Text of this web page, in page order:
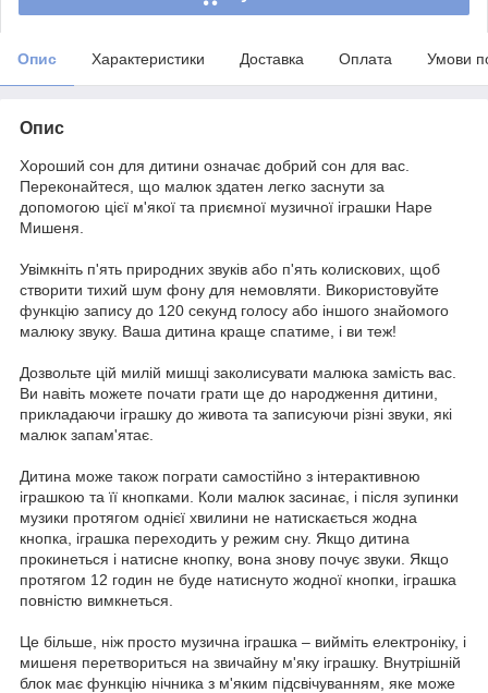
Опис Характеристики Доставка Оплата Умови
Опис
Хороший сон для дитини означає добрий сон для вас.
Переконайтеся, що малюк здатен легко заснути за
допомогою цієї м'якої та приємної музичної іграшки Hape
Мишеня.
Увімкніть п'ять природних звуків або п'ять колискових, щоб
створити тихий шум фону для немовляти. Використовуйте
функцію запису до 120 секунд голосу або іншого знайомого
малюку звуку. Ваша дитина краще спатиме, і ви теж!
Дозвольте цій милій мишці заколисувати малюка замість вас.
Ви навіть можете почати грати ще до народження дитини,
прикладаючи іграшку до живота та записуючи різні звуки, які
малюк запам'ятає.
Дитина може також пограти самостійно з інтерактивною
іграшкою та її кнопками. Коли малюк засинає, і після зупинки
музики протягом однієї хвилини не натискається жодна
кнопка, іграшка переходить у режим сну. Якщо дитина
прокинеться і натисне кнопку, вона знову почує звуки. Якщо
протягом 12 годин не буде натиснуто жодної кнопки, іграшка
повністю вимкнеться.
Це більше, ніж просто музична іграшка – вийміть електроніку, і
мишеня перетвориться на звичайну м'яку іграшку. Внутрішній
блок має функцію нічника з м'яким підсвічуванням, яке може